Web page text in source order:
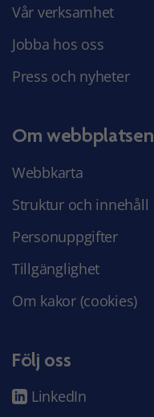
Vår verksamhet
Jobba hos oss
Press och nyheter
Om webbplatsen
Webbkarta
Struktur och innehåll
Personuppgifter
Tillgänglighet
Om kakor (cookies)
Följ oss
LinkedIn